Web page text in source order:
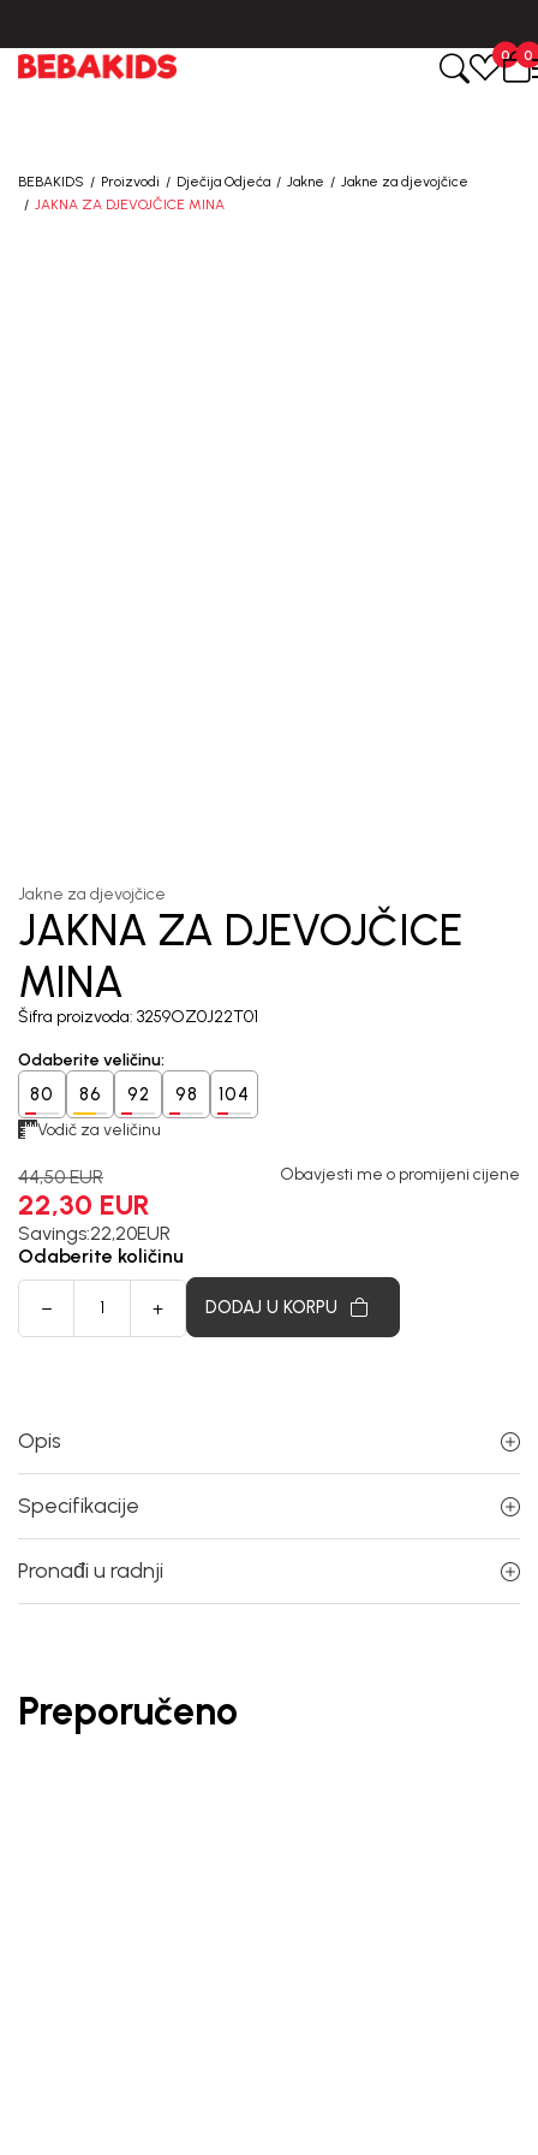
0 0
BEBAKIDS Proizvodi Dječija Odjeća Jakne
Jakne za djevojčice
JAKNA ZA DJEVOJČICE MINA
Jakne za djevojčice
JAKNA ZA DJEVOJČICE
MINA
Šifra proizvoda: 3259OZ0J22T01
Odaberite veličinu:
80 86 92 98 104
Vodič za veličinu
44,50 EUR
22,30 EUR
Savings:22,20EUR
Obavjesti me o promijeni cijene
Odaberite količinu
DODAJ U KORPU
Opis
Specifikacije
Pronađi u radnji
Preporučeno